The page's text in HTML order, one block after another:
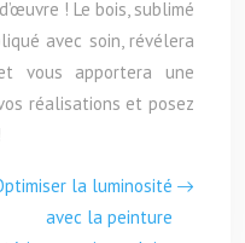
! Le bois, sublimé
avec soin, révélera
vous apportera une
réalisations et posez
la luminosité
avec la peinture